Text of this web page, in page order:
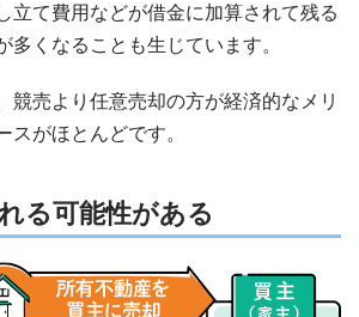
立て費用などが借金に加算されて残る
多くなることも生じています。
競売より任意売却の方が経済的なメリ
スがほとんどです。
る可能性がある